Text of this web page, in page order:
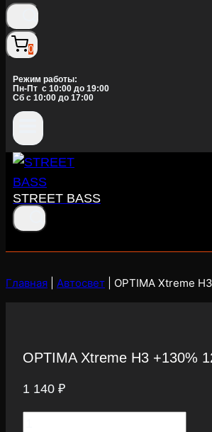
0
Режим работы:
Пн-Пт c 10:00 до 19:00
Сб с 10:00 до 17:00
STREET BASS
Главная Автосвет OPTIMA Xtreme
OPTIMA Xtreme H3 +130%
1 140 ₽